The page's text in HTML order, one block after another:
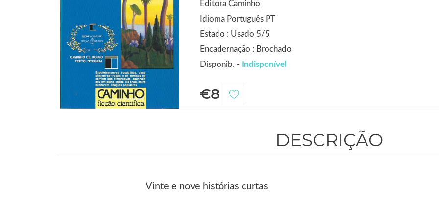
Editora Caminho
Idioma Português PT
Estado : Usado 5/5
Encadernação : Brochado
Disponib. - Indisponível
€8
DESCRIÇÃO
Vinte e nove histórias curtas